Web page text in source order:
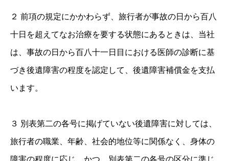
２ 前項の規定にかかわらず、旅行者が事故の日から百八
十日を超えてなお治療を要する状態にあるときは、当社
は、事故の日から百八十一日目における医師の診断に基
づき後遺障害の程度を認定して、後遺障害補償金を支払
います。
３ 別表第二の各号に掲げていない後遺障害に対しては、
旅行者の職業、年齢、社会的地位等に関係なく、身体の
障害の程度に応じ、かつ、別表第二の各号の区分に準じ